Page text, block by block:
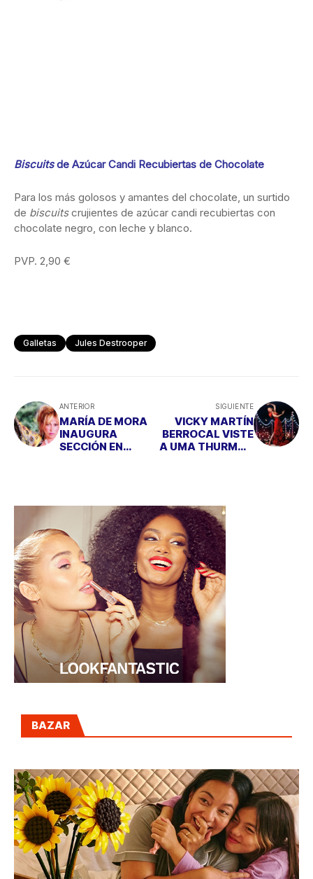
Biscuitsde Azúcar Candi Recubiertas de Chocolate
Para los más golosos y amantes del chocolate, un surtido
de biscuitscrujientes de azúcar candi recubiertas con
chocolate negro, con leche y blanco.
PVP. 2,90 €
Galletas Jules Destrooper
ANTERIOR
MARÍA DE MORA
INAUGURA
SECCIÓN EN
SIGUIENTE
VICKY MARTÍN
BERROCAL VISTE
A UMA THURMAN
BAZAR